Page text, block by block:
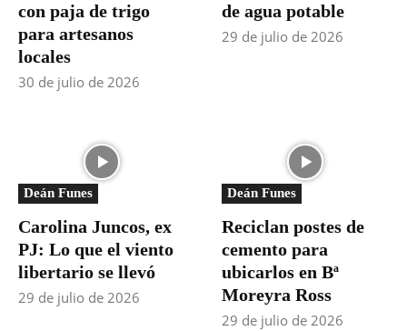
con paja de trigo
para artesanos
locales
30 de julio de 2026
de agua potable
29 de julio de 2026
Deán Funes
Carolina Juncos, ex
PJ: Lo que el viento
libertario se llevó
29 de julio de 2026
Deán Funes
Reciclan postes de
cemento para
ubicarlos en Bª
Moreyra Ross
29 de julio de 2026